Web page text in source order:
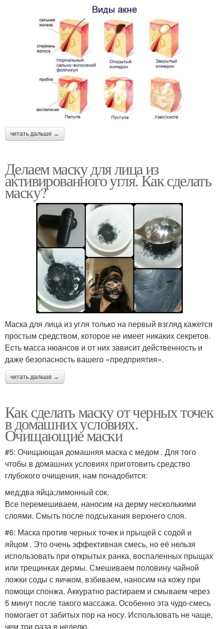
читать дальше →
Делаем маску для лица из
активированного угля. Как сделать
маску?
Маска для лица из угля только на первый взгляд кажется
простым средством, которое не имеет никаких секретов.
Есть масса нюансов и от них зависит действенность и
даже безопасность вашего «предприятия».
читать дальше →
Как сделать маску от черных точек
в домашних условиях.
Очищающие маски
#5: Очищающая домашняя маска с медом . Для того
чтобы в домашних условиях приготовить средство
глубокого очищения, нам понадобится:
мед;два яйца;лимонный сок.
Все перемешиваем, наносим на дерму несколькими
слоями. Смыть после подсыхания верхнего слоя.
#6: Маска против черных точек и прыщей с содой и
яйцом . Это очень эффективная смесь, но её нельзя
использовать при открытых ранка, воспаленных прыщах
или трещинках дермы. Смешиваем половину чайной
ложки соды с яичком, взбиваем, наносим на кожу при
помощи спонжа. Аккуратно растираем и смываем через
5 минут после такого массажа. Особенно эта чудо-смесь
помогает от забитых пор на носу. Использовать не чаще,
чем три раза в неделю.